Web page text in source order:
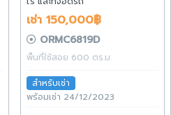
เช่า 150,000฿
ORMC6819D
พื้นที่ใช้สอย 600 ตร.ม.
สำหรับเช่า
พร้อมเช่า 24/12/2023